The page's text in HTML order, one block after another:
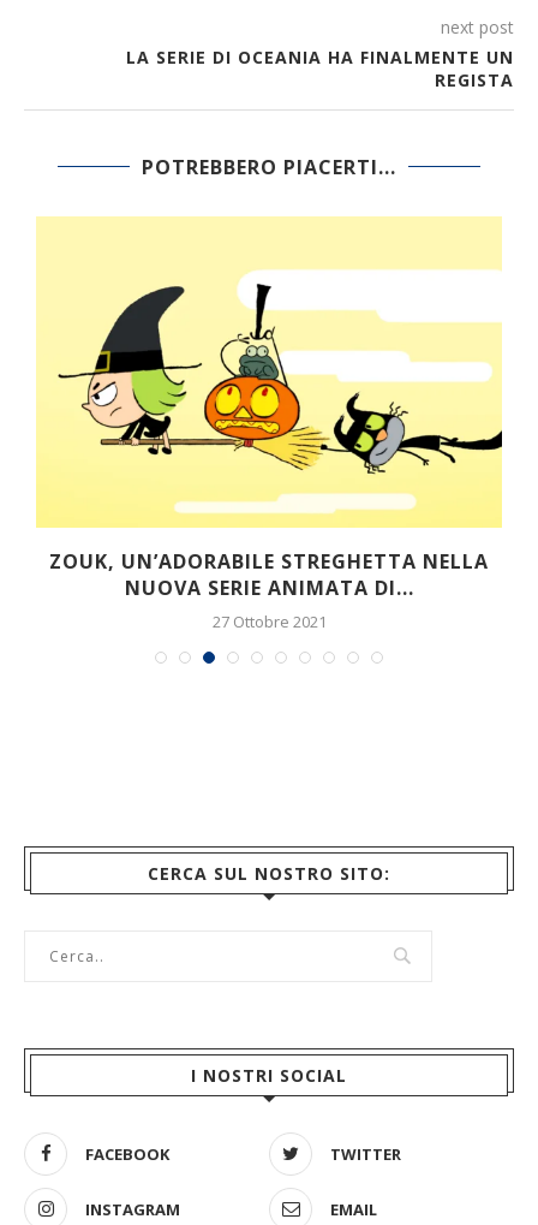
next post
LA SERIE DI OCEANIA HA FINALMENTE UN
REGISTA
POTREBBERO PIACERTI...
ZOUK, UN’ADORABILE STREGHETTA NELLA
NUOVA SERIE ANIMATA DI...
27 Ottobre 2021
CERCA SUL NOSTRO SITO:
I NOSTRI SOCIAL
FACEBOOK TWITTER
INSTAGRAM EMAIL